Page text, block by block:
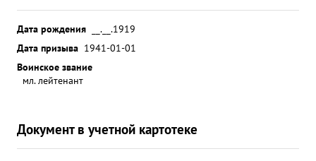
Дата рождения
__.__.1919
Дата призыва 1941-01-01
Воинское звание
мл. лейтенант
Документ в учетной картотеке